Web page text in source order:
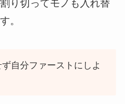
り切ってモノも入れ替
。
自分ファーストにしよ